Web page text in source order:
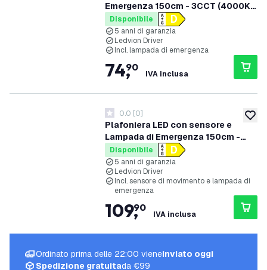
Emergenza 150cm - 3CCT (4000K /
5000K / 6500K) - IP66 -
Powerswitch (50W / 42W / 35W /
28W) - 150 lm/W - Ledvion Driver -
5 anni di garanzia
Disponibile
5 anni di garanzia
Ledvion Driver
Incl. lampada di emergenza
74,
90
IVA inclusa
Plafoniera LED con sensore e
Lampada di Emergenza 150cm -
3CCT (4000K / 5000K / 6500K) -
IP66 - Powerswitch (50W / 42W /
35W / 28W) - 150 lm/W - Ledvion
Driver - 5 anni di garanzia
0 stelle di valutazione
0.0 [0]
Disponibile
5 anni di garanzia
Ledvion Driver
Incl. sensore di movimento e lampada di
emergenza
109,
90
IVA inclusa
Ordinato prima delle 22:00 vieneinviato oggi
Spedizione gratuitada €99